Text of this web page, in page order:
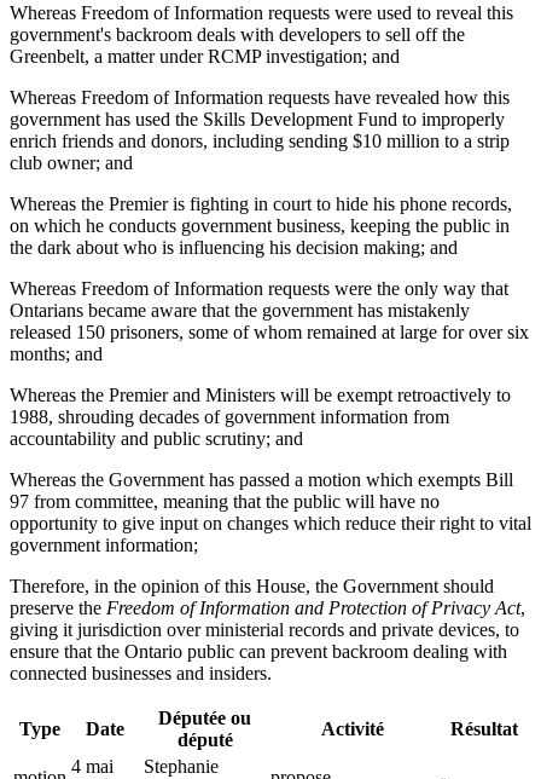
Whereas Freedom of Information requests were used to reveal this
government's backroom deals with developers to sell off the
Greenbelt, a matter under RCMP investigation; and
Whereas Freedom of Information requests have revealed how this
government has used the Skills Development Fund to improperly
enrich friends and donors, including sending $10 million to a strip
club owner; and
Whereas the Premier is fighting in court to hide his phone records,
on which he conducts government business, keeping the public in
the dark about who is influencing his decision making; and
Whereas Freedom of Information requests were the only way that
Ontarians became aware that the government has mistakenly
released 150 prisoners, some of whom remained at large for over six
months; and
Whereas the Premier and Ministers will be exempt retroactively to
1988, shrouding decades of government information from
accountability and public scrutiny; and
Whereas the Government has passed a motion which exempts Bill
97 from committee, meaning that the public will have no
opportunity to give input on changes which reduce their right to vital
government information;
Therefore, in the opinion of this House, the Government should
preserve the Freedom of Information and Protection of Privacy Act,
giving it jurisdiction over ministerial records and private devices, to
ensure that the Ontario public can prevent backroom dealing with
connected businesses and insiders.
Type Date
Députée ou
député
Activité Résultat
4 mai
Stephanie